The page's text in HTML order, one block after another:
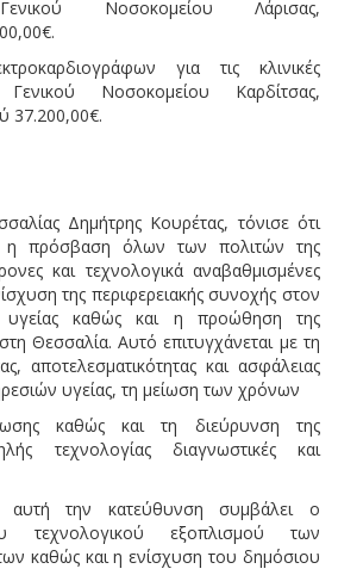
Νοσοκομείου Λάρισας,
για τις κλινικές
Νοσοκομείου Καρδίτσας,
37.200,00€.
Δημήτρης Κουρέτας, τόνισε ότι
η πρόσβαση όλων των πολιτών της
και τεχνολογικά αναβαθμισμένες
της περιφερειακής συνοχής στον
υγείας καθώς και η προώθηση της
Θεσσαλία. Αυτό επιτυγχάνεται με τη
αποτελεσματικότητας και ασφάλειας
υγείας, τη μείωση των χρόνων
καθώς και τη διεύρυνση της
τεχνολογίας διαγνωστικές και
την κατεύθυνση συμβάλει ο
τεχνολογικού εξοπλισμού των
καθώς και η ενίσχυση του δημόσιου